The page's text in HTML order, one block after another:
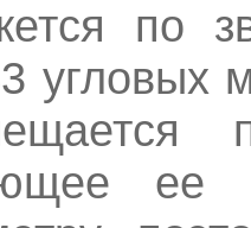
по
угловых